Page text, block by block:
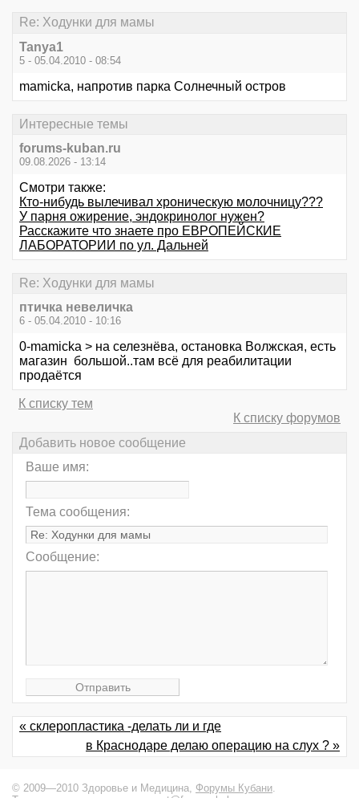
Re: Ходунки для мамы
Tanya1
5 - 05.04.2010 - 08:54
mamicka, напротив парка Солнечный остров
Интересные темы
forums-kuban.ru
09.08.2026 - 13:14
Смотри также:
Кто-нибудь вылечивал хроническую молочницу???
У парня ожирение, эндокринолог нужен?
Расскажите что знаете про ЕВРОПЕЙСКИЕ
ЛАБОРАТОРИИ по ул. Дальней
Re: Ходунки для мамы
птичка невеличка
6 - 05.04.2010 - 10:16
0-mamicka > на селезнёва, остановка Волжская, есть
магазин большой..там всё для реабилитации
продаётся
К списку тем
К списку форумов
Добавить новое сообщение
Ваше имя:
Тема сообщения:
Сообщение:
« склеропластика -делать ли и где
в Краснодаре делаю операцию на слух ? »
© 2009—2010 Здоровье и Медицина, Форумы Кубани